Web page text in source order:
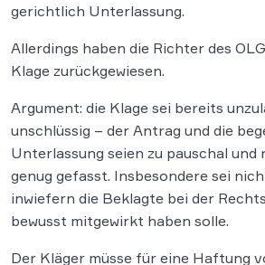
gerichtlich Unterlassung.
Allerdings haben die Richter des
Klage zurückgewiesen.
Argument: die Klage sei bereits
unschlüssig – der Antrag und die
Unterlassung seien zu pauschal und
genug gefasst. Insbesondere sei
inwiefern die Beklagte bei der
bewusst mitgewirkt haben solle.
Der Kläger müsse für eine Haftung